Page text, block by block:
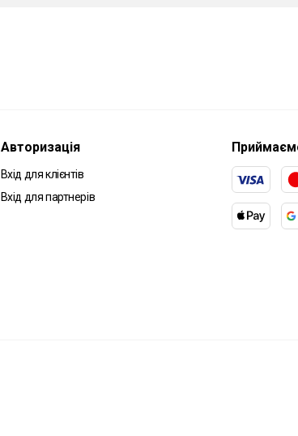
Авторизація
Вхід для клієнтів
Вхід для партнерів